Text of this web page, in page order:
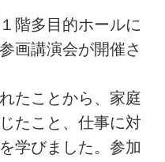
階多目的ホールに
画講演会が開催さ
たことから、家庭
たこと、仕事に対
学びました。参加